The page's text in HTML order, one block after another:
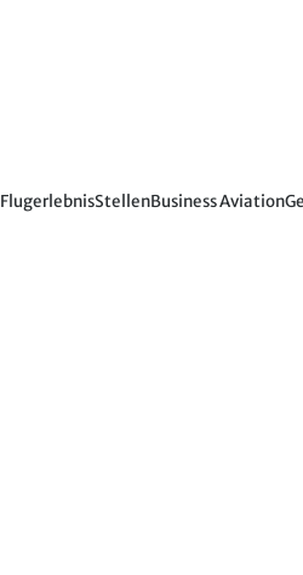
FlugerlebnisStellenBusiness Aviation